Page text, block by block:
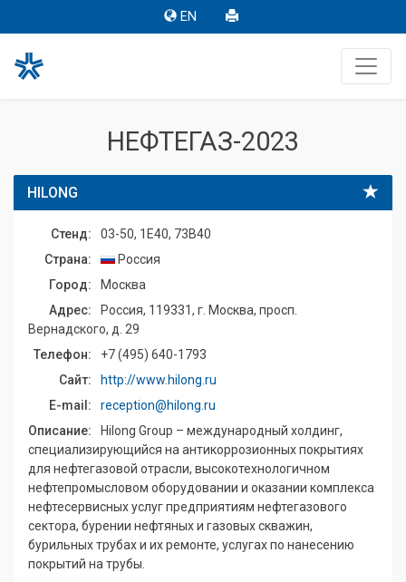
EN
НЕФТЕГАЗ-2023
HILONG
Стенд:
03-50, 1E40, 73B40
Страна:
Россия
Город:
Москва
Адрес:
Россия, 119331, г. Москва, просп.
Вернадского, д. 29
Телефон:
+7 (495) 640-1793
Сайт:
http://www.hilong.ru
E-mail:
reception@hilong.ru
Описание:
Hilong Group – международный холдинг,
специализирующийся на антикоррозионных покрытиях
для нефтегазовой отрасли, высокотехнологичном
нефтепромысловом оборудовании и оказании комплекса
нефтесервисных услуг предприятиям нефтегазового
сектора, бурении нефтяных и газовых скважин,
бурильных трубах и их ремонте, услугах по нанесению
покрытий на трубы.